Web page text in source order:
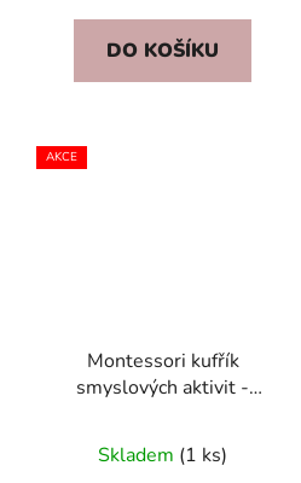
DO KOŠÍKU
AKCE
Montessori kufřík
smyslových aktivit -
batolata, šněrování
Skladem (1 ks)